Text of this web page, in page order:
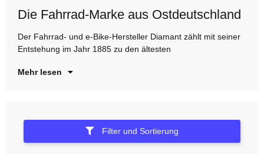
Die Fahrrad-Marke aus Ostdeutschland
Der Fahrrad- und e-Bike-Hersteller Diamant zählt mit seiner
Entstehung im Jahr 1885 zu den ältesten
Mehr lesen
Filter und Sortierung